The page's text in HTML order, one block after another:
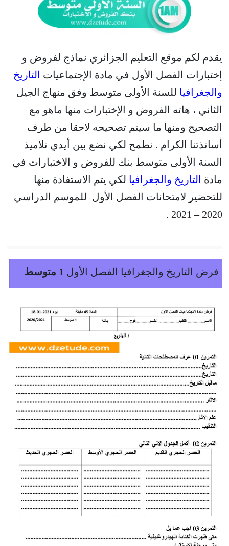
يقدم لكم موقع التعليم الجزائري نماذج لفروض و
إختبارات الفصل الأول في مادة الإجتماعيات التاريخ
والجغرافيا للسنة الأولى متوسط وفق منهاج الجيل
الثاني ، هاته الفروض و الإختبارات منها ماهو مع
التصحيح ومنها ما سيتم تصحيحه لاحقا من طرف
أساتذتنا الكرام . نطمح لكي نضع بين أيدي تلاميذ
السنة الأولى متوسط بنك للفروض و الاختبارات في
مادة التاريخ والجغرافيا لكي يتم الاستفادة منها
للتحضير لامتحانات الفصل الأول للموسم الدراسي
2020 – 2021 .
فرض التاريخ والجغرافيا الفصل الأول 1 متوسط